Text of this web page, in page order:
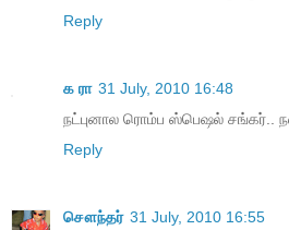
Reply
க ரா 31 July, 2010 16:48
நட்புனால ரொம்ப ஸ்பெஷல் சங்கர்..
Reply
சௌந்தர் 31 July, 2010 16:55